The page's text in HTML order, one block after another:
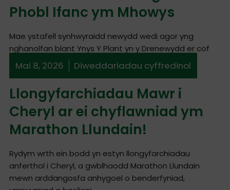
Phobl Ifanc ym Mhowys
Mae ystafell synhwyraidd newydd wedi agor yng
nghanolfan blant Ynys Y Plant yn y Drenewydd er cof
am Sioned Harris a fu farw'r llynedd.
Mai 8, 2026 Diweddariadau cyffredinol
Llongyfarchiadau Mawr i
Cheryl ar ei chyflawniad ym
Marathon Llundain!
Rydym wrth ein bodd yn estyn llongyfarchiadau
anferthol i Cheryl, a gwblhaodd Marathon Llundain
mewn arddangosfa anhygoel o benderfyniad,